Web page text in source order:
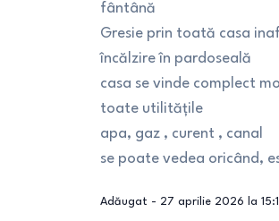
fântână
Gresie prin toată casa
încălzire în pardoseală
casa se vinde complect
toate utilitățile
apa, gaz , curent , canal
se poate vedea oricând,
Adăugat - 27 aprilie 2026 la